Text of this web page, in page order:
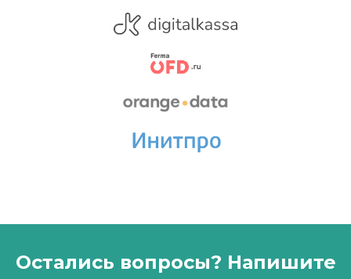
Остались вопросы? Напишите